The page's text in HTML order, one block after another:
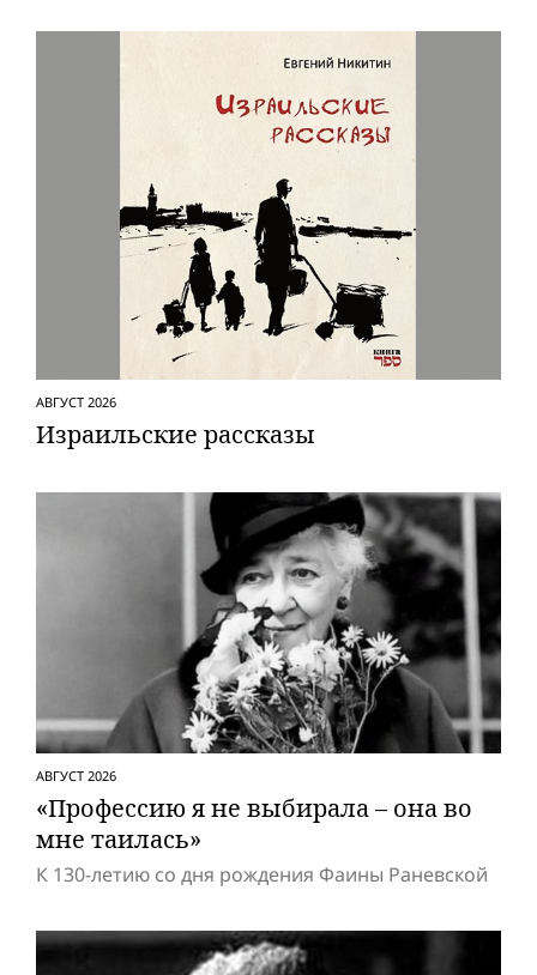
АВГУСТ 2026
Израильские рассказы
АВГУСТ 2026
«Профессию я не выбирала – она во
мне таилась»
К 130-летию со дня рождения Фаины Раневской